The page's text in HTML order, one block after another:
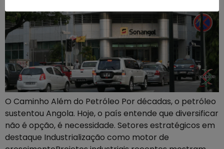
O Caminho Além do Petróleo Por décadas, o petróleo
sustentou Angola. Hoje, o país entende que diversificar
não é opção, é necessidade. Setores estratégicos em
destaque Industrialização como motor de